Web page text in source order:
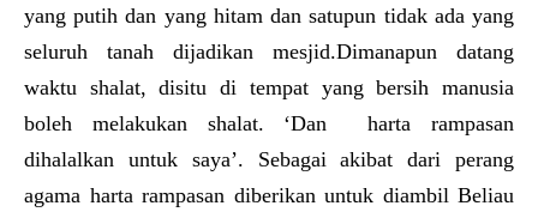
yang putih dan yang hitam dan satupun tidak ada yang
seluruh tanah dijadikan mesjid.Dimanapun datang
waktu shalat, disitu di tempat yang bersih manusia
boleh melakukan shalat. ‘Dan harta rampasan
dihalalkan untuk saya’. Sebagai akibat dari perang
agama harta rampasan diberikan untuk diambil Beliau